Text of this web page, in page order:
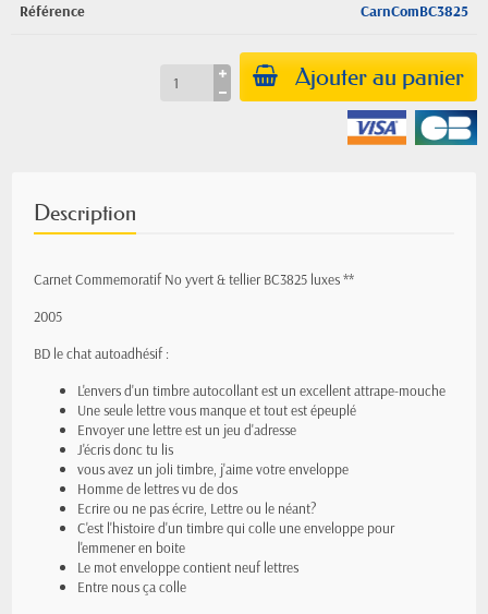
Référence CarnComBC3825
Ajouter au panier
Description
Carnet Commemoratif No yvert & tellier BC3825 luxes **
2005
BD le chat autoadhésif :
L'envers d'un timbre autocollant est un excellent attrape-mouche
Une seule lettre vous manque et tout est épeuplé
Envoyer une lettre est un jeu d'adresse
J'écris donc tu lis
vous avez un joli timbre, j'aime votre enveloppe
Homme de lettres vu de dos
Ecrire ou ne pas écrire, Lettre ou le néant?
C'est l'histoire d'un timbre qui colle une enveloppe pour
l'emmener en boite
Le mot enveloppe contient neuf lettres
Entre nous ça colle